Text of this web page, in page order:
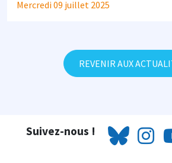
Mercredi 09 juillet 2025
REVENIR AUX
Suivez-nous !